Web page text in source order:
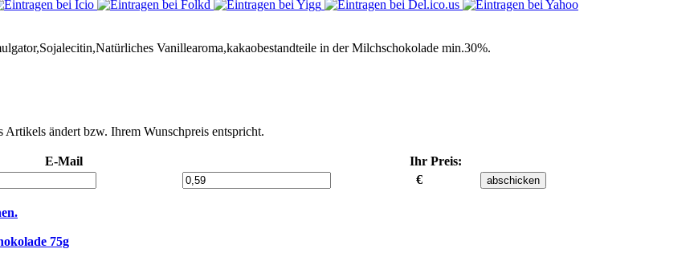
Vanillearoma,kakaobestandteile in der Milchschokolade min.30%.
ändert bzw. Ihrem Wunschpreis entspricht.
E-Mail
Ihr Preis:
€
75g